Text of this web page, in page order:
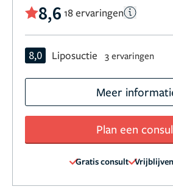
8,6 18 ervaringen
8,0 Liposuctie 3 ervaringen
Meer
Plan een
Gratis consult